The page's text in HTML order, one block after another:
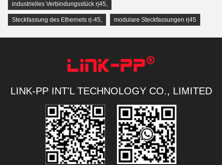
industrielles Verbindungsstück rj45,
Steckfassung des Ethernets rj-45, modulare Steckfassungen rj45
LINK-PP INT'L TECHNOLOGY CO., LIMITED